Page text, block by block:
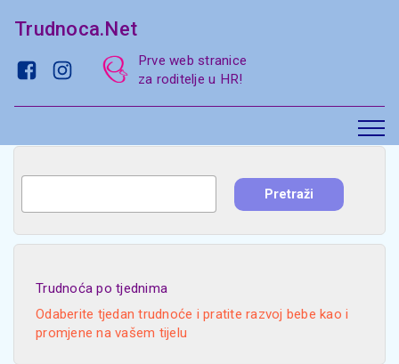
Trudnoca.Net
Prve web stranice
za roditelje u HR!
Trudnoća po tjednima
Odaberite tjedan trudnoće i pratite razvoj bebe kao i
promjene na vašem tijelu